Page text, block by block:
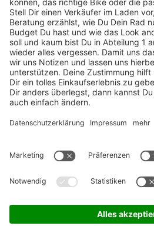
TOP-Marken
ZAHLUNGSARTEN / RATENKAUF
FÜR ARBEITGEBER & ARBEITNEHMER